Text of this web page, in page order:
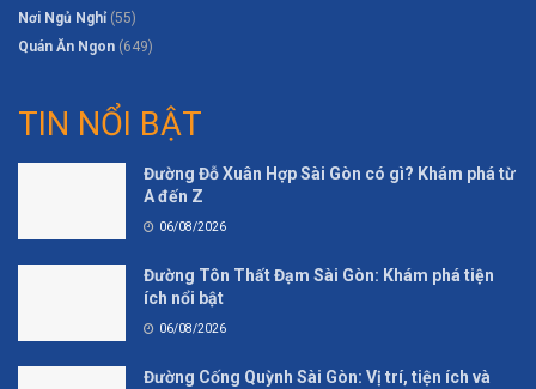
Nơi Ngủ Nghỉ (55)
Quán Ăn Ngon (649)
TIN NỔI BẬT
Đường Đỗ Xuân Hợp Sài Gòn có gì? Khám phá từ
A đến Z
06/08/2026
Đường Tôn Thất Đạm Sài Gòn: Khám phá tiện
ích nổi bật
06/08/2026
Đường Cống Quỳnh Sài Gòn: Vị trí, tiện ích và